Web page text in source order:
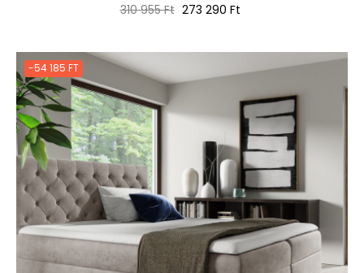
Normál
310 955 Ft Ár
273 290 Ft
-54 185 FT